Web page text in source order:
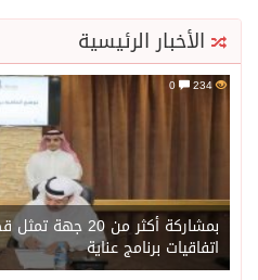
الأخبار الرئيسية
234
بمشاركة أكثر من
اتفاقيات برنامج عناية